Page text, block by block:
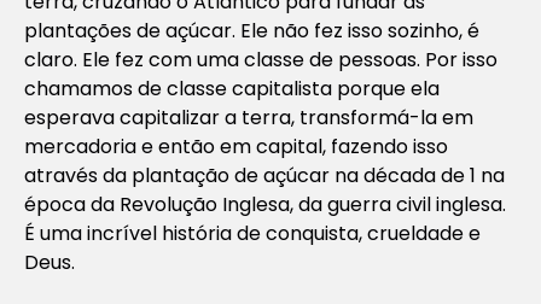
plantações de açúcar. Ele não fez isso sozinho, é
claro. Ele fez com uma classe de pessoas. Por isso
chamamos de classe capitalista porque ela
esperava capitalizar a terra, transformá-la em
mercadoria e então em capital, fazendo isso
através da plantação de açúcar na década de 1 na
época da Revolução Inglesa, da guerra civil inglesa.
É uma incrível história de conquista, crueldade e
Deus.